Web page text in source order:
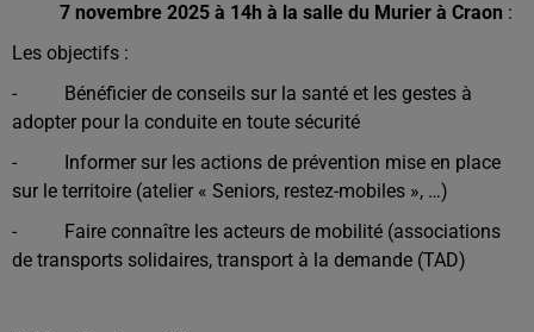
7 novembre 2025 à 14h à la salle du Murier à Craon :
Les objectifs :
- Bénéficier de conseils sur la santé et les gestes à
adopter pour la conduite en toute sécurité
- Informer sur les actions de prévention mise en place
sur le territoire (atelier « Seniors, restez-mobiles », …)
- Faire connaître les acteurs de mobilité (associations
de transports solidaires, transport à la demande (TAD)